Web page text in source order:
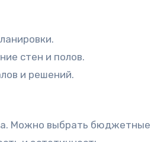
стен и полов.
и решений.
Можно выбрать бюджетные